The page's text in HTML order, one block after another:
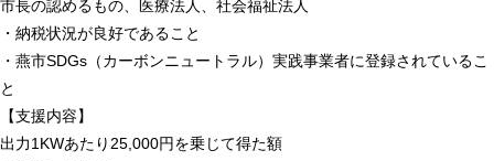
市長の認めるもの、医療法人、社会福祉法人
・納税状況が良好であること
・燕市SDGs（カーボンニュートラル）実践事業者に登録されているこ
と
【支援内容】
出力1KWあたり25,000円を乗じて得た額